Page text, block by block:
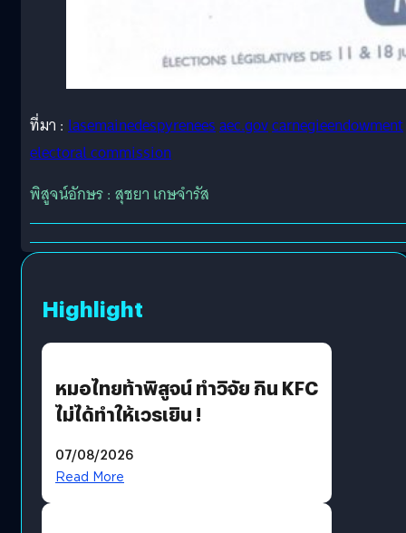
ที่มา : lasemainedespyreneesaec.govcarnegieendowment
electoral commission
พิสูจน์อักษร : สุชยา เกษจำรัส
Highlight
หมอไทยท้าพิสูจน์ ทำวิจัย กิน KFC
ไม่ได้ทำให้เวรเยิน !
07/08/2026
Read More